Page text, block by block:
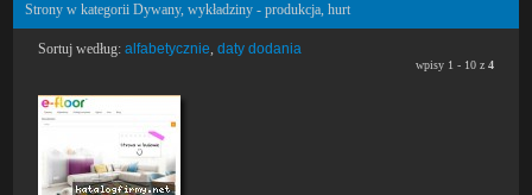
Strony w kategorii Dywany, wykładziny - produkcja, hurt
Sortuj według:alfabetycznie,daty dodania
wpisy 1 - 10 z 4